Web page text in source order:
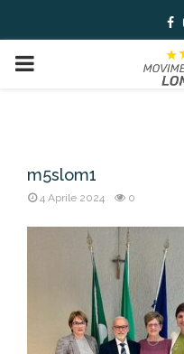
PRIMARY
m5slom1
4 Aprile 2024 0